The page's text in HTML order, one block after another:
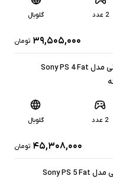
2 عدد گلوبال
۳۹,۵۰۵,۰۰۰ تومان
کنسول بازی استوک سونی مدل Sony PS 4 Fat
2 عدد گلوبال
۴۵,۳۰۸,۰۰۰ تومان
کنسول بازی استوک سونی مدل Sony PS 5 Fat